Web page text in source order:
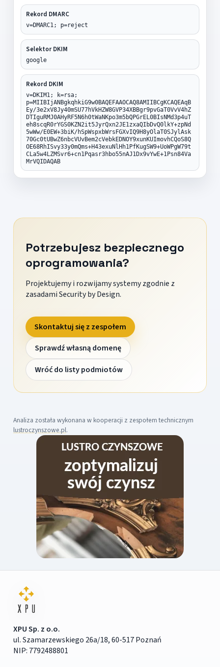
Rekord DMARC
v=DMARC1; p=reject
Selektor DKIM
google
Rekord DKIM
v=DKIM1; k=rsa;
p=MIIBIjANBgkqhkiG9w0BAQEFAAOCAQ8AMIIBCgKCAQEAqB
Ey/3e2xV8Jy40mSU77hVkHZW8GVP34XBBgr9pvGaT0VvV4hZ
DTIguRMJ0AHyRF5N6h0tWaNKpo3m5bQPGrEL0BIsNMd3p4uT
eh8scqR0rYGS0KZN2it5JyrQxn2JE1zxaQIbDvQ0lkY+zpNd
5wWw/E0EW+3biK/hSpWspxbWrsFGXvIQ9H8yOlaT0SJylAsk
70Gc0tUBwZ6nbcVUvBem2cVebkEDNOY9xunKUImovhCQoS8Q
OE68RhISvy33y0mQms+H43exuNlHh1PfKugSW9+UoWPgW79t
CLa5w4LZMSvr6+cn1Pqasr3hbo55nAJ1Dx9vYwE+1Psn84Va
MrVQIDAQAB
Potrzebujesz bezpiecznego
oprogramowania?
Projektujemy i rozwijamy systemy zgodnie z
zasadami Security by Design.
Skontaktuj się z zespołem
Sprawdź własną domenę
Wróć do listy podmiotów
Analiza została wykonana w kooperacji z zespołem technicznym
lustroczynszowe.pl.
XPU Sp. z o.o.
ul. Szamarzewskiego 26a/18, 60-517 Poznań
NIP: 7792488801